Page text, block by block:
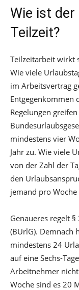
Wie ist
Teilzeit?
Teilzeitarbeit wirkt
Wie viele
im Arbeitsvertrag
Entgegenkommen
Regelungen
mindestens vier
Jahr zu. Wie viele
von der Zahl der
den
jemand pro
Genaueres regelt
(BUrlG). Demnach
mindestens 24
auf eine Sechs-
Arbeitnehmer
Woche sind es 20